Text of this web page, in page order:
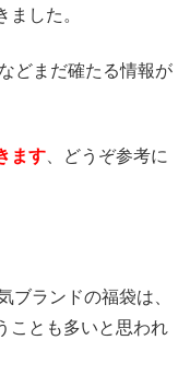
した。
どまだ確たる情報が
ます 、どうぞ参考に
ブランドの福袋は、
ことも多いと思われ